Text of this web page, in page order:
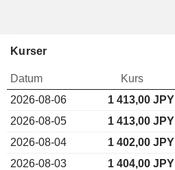
Kurser
Datum Kurs
2026-08-06
1 413,00 JPY
2026-08-05
1 413,00 JPY
2026-08-04
1 402,00 JPY
2026-08-03
1 404,00 JPY